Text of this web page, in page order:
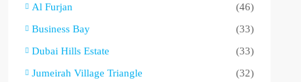
Al Furjan
(46)
Business Bay
(33)
Dubai Hills Estate
(33)
Jumeirah Village Triangle
(32)